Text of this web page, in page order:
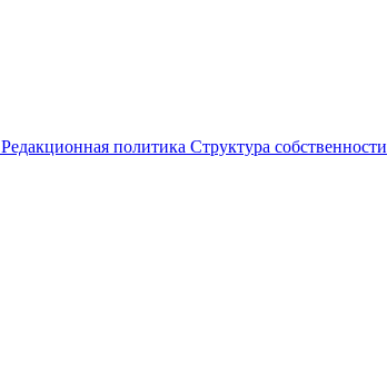
Редакционная политика Структура собственности